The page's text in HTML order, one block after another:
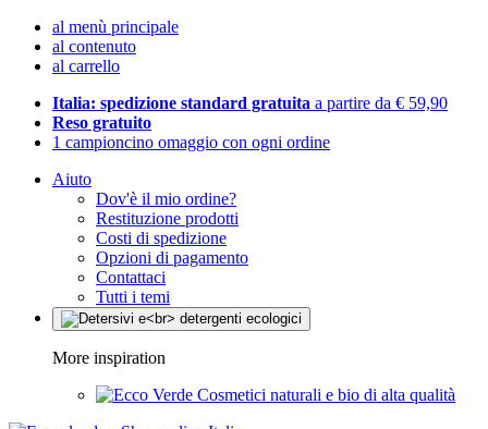
al menù principale
al contenuto
al carrello
Italia: spedizione standard gratuita a partire da € 59,90
Reso gratuito
1 campioncino omaggio con ogni ordine
Aiuto
Dov'è il mio ordine?
Restituzione prodotti
Costi di spedizione
Opzioni di pagamento
Contattaci
Tutti i temi
More inspiration
Cosmetici naturali e bio di alta qualità